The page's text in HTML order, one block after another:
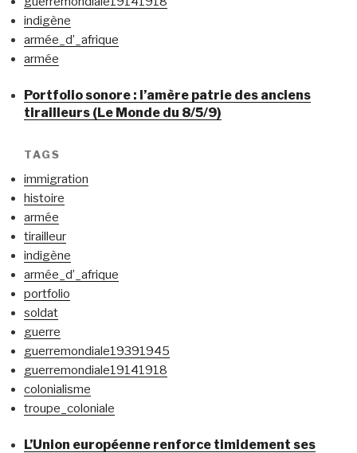
indigène
armée_d’_afrique
armée
Portfolio sonore : l’amère patrie des anciens
tirailleurs (Le Monde du 8/5/9)
TAGS
immigration
histoire
armée
tirailleur
indigène
armée_d’_afrique
portfolio
soldat
guerre
guerremondiale19391945
guerremondiale19141918
colonialisme
troupe_coloniale
L’Union européenne renforce timidement ses